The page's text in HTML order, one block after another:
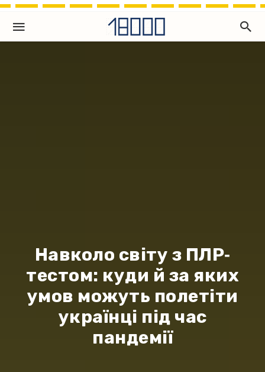
Навколо світу з ПЛР‐
тестом: куди й за яких
умов можуть полетіти
українці під час
пандемії